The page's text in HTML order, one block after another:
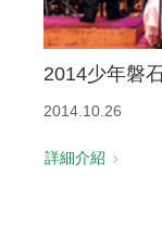
2014少年磐
2014.10.26
詳細介紹